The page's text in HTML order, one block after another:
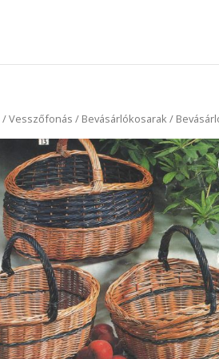
/Vesszőfonás / Bevásárlókosarak /